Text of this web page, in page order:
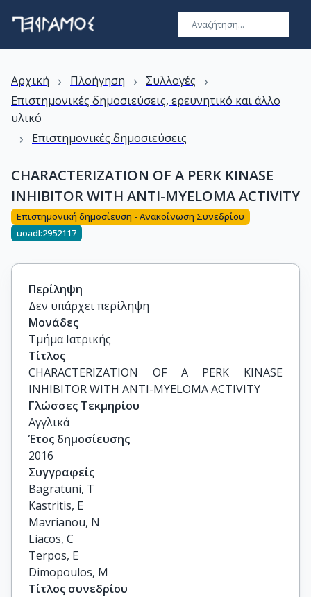
Αρχική › Πλοήγηση › Συλλογές ›
Επιστημονικές δημοσιεύσεις, ερευνητικό και άλλο
υλικό
› Επιστημονικές δημοσιεύσεις
CHARACTERIZATION OF A PERK KINASE
INHIBITOR WITH ANTI-MYELOMA ACTIVITY
Επιστημονική δημοσίευση - Ανακοίνωση Συνεδρίου
uoadl:2952117
Περίληψη
Δεν υπάρχει περίληψη
Μονάδες
Τμήμα Ιατρικής
Τίτλος
CHARACTERIZATION OF A PERK KINASE
INHIBITOR WITH ANTI-MYELOMA ACTIVITY
Γλώσσες Τεκμηρίου
Αγγλικά
Έτος δημοσίευσης
2016
Συγγραφείς
Bagratuni, T
Kastritis, E
Mavrianou, N
Liacos, C
Terpos, E
Dimopoulos, M
Τίτλος συνεδρίου